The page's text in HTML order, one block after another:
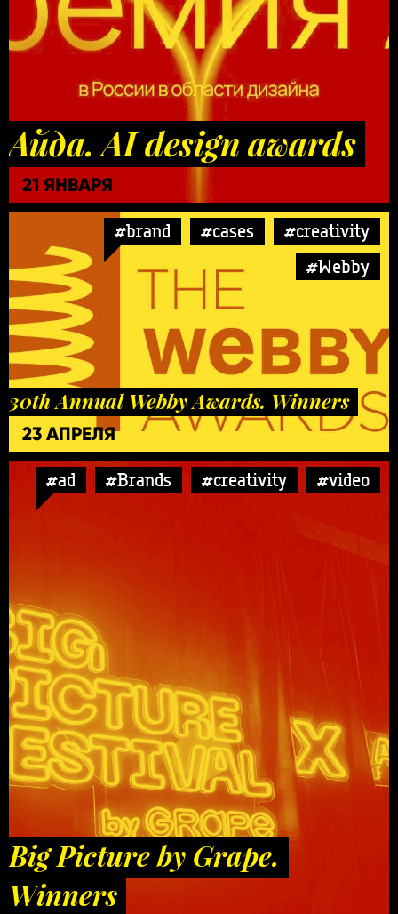
Айда. AI design awards
21 ЯНВАРЯ
#brand #cases
#creativity
#Webby
30th Annual Webby Awards. Winners
23 АПРЕЛЯ
#ad #Brands #creativity #video
Big Picture by Grape.
Winners